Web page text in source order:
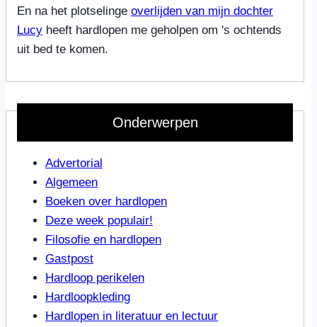
En na het plotselinge overlijden van mijn dochter
Lucy heeft hardlopen me geholpen om 's ochtends
uit bed te komen.
Onderwerpen
Advertorial
Algemeen
Boeken over hardlopen
Deze week populair!
Filosofie en hardlopen
Gastpost
Hardloop perikelen
Hardloopkleding
Hardlopen in literatuur en lectuur